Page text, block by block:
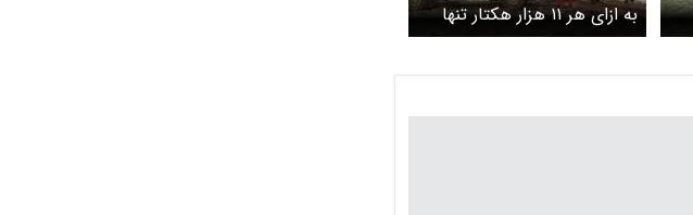
به ازای هر ۱۱ هزار هکتار تنها
یک محیط‌بان فعالیت می‌کند